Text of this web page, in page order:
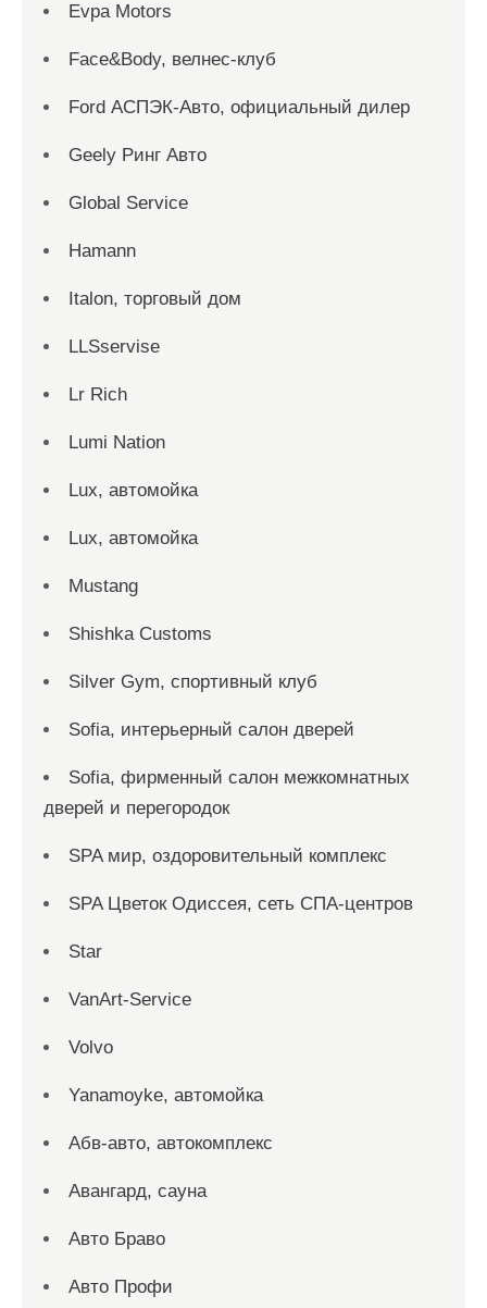
Evpa Motors
Face&Body, велнес-клуб
Ford АСПЭК-Авто, официальный дилер
Geely Ринг Авто
Global Service
Hamann
Italon, торговый дом
LLSservise
Lr Rich
Lumi Nation
Lux, автомойка
Lux, автомойка
Mustang
Shishka Customs
Silver Gym, спортивный клуб
Sofia, интерьерный салон дверей
Sofia, фирменный салон межкомнатных
дверей и перегородок
SPA мир, оздоровительный комплекс
SPA Цветок Одиссея, сеть СПА-центров
Star
VanArt-Service
Volvo
Yanamoyke, автомойка
Абв-авто, автокомплекс
Авангард, сауна
Авто Браво
Авто Профи